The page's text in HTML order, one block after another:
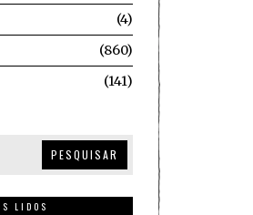
4
860
141
PESQUISAR
LIDOS